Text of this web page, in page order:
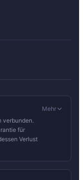
verbunden.
für
Verlust
Mehr